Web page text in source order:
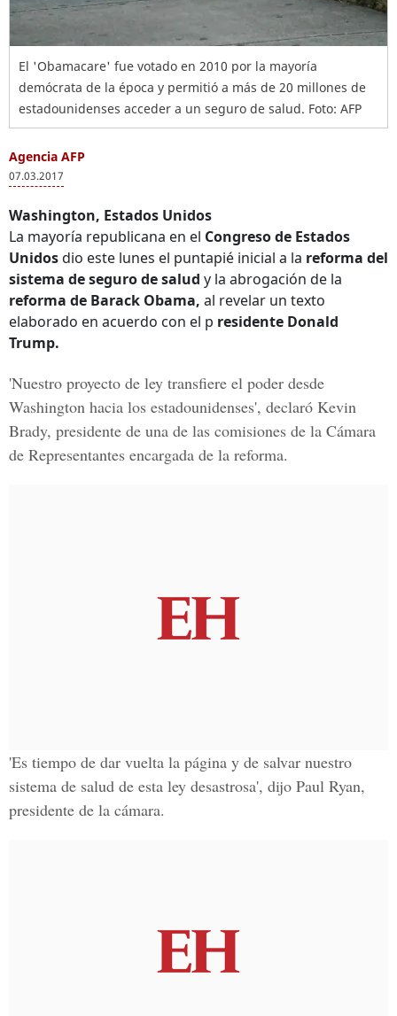
El 'Obamacare' fue votado en 2010 por la mayoría
demócrata de la época y permitió a más de 20 millones de
estadounidenses acceder a un seguro de salud. Foto: AFP
Agencia AFP
07.03.2017
Washington, Estados Unidos
La mayoría republicana en el Congreso de Estados
Unidosdio este lunes el puntapié inicial a la reforma del
sistema de seguro de salud y la abrogación de la
reforma de Barack Obama, al revelar un texto
elaborado en acuerdo con el p residente Donald
Trump.
'Nuestro proyecto de ley transfiere el poder desde
Washington hacia los estadounidenses', declaró Kevin
Brady, presidente de una de las comisiones de la Cámara
de Representantes encargada de la reforma.
'Es tiempo de dar vuelta la página y de salvar nuestro
sistema de salud de esta ley desastrosa', dijo Paul Ryan,
presidente de la cámara.